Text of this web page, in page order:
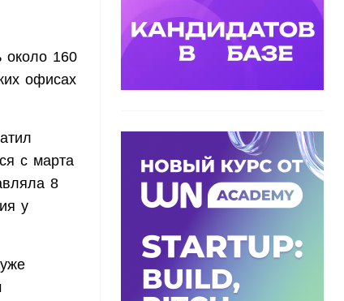
около 160
офисах
с марта
8
у